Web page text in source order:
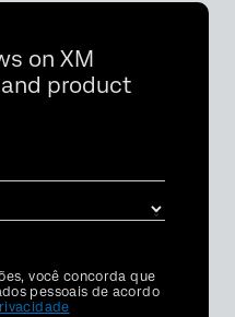
on XM
product
você concorda que
pessoais de acordo